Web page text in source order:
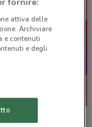
Energia
attiva delle
Archiviare
e contenuti
e degli